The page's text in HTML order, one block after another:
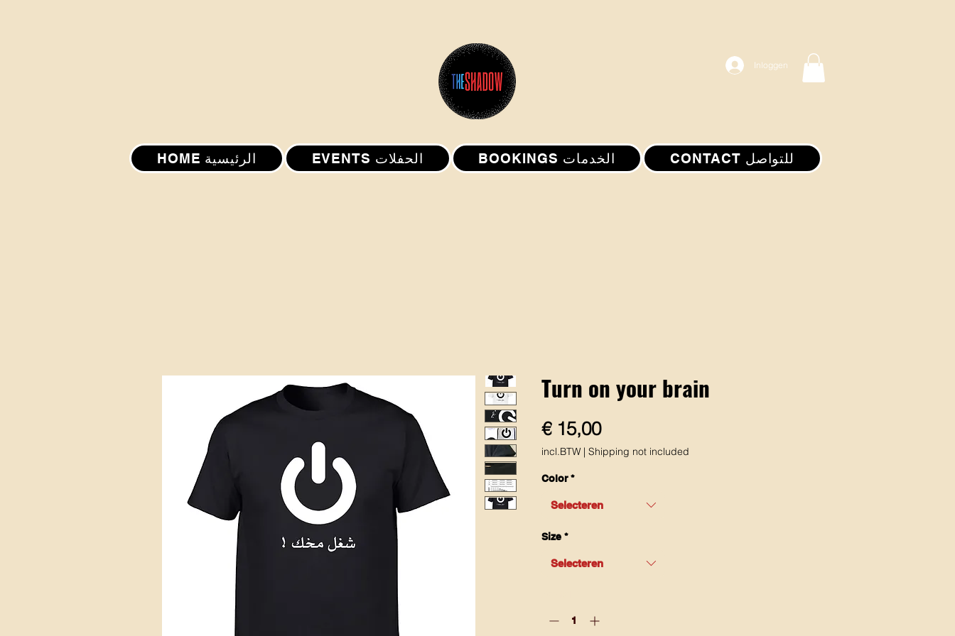
Inloggen
HOME الرئيسية EVENTS الحفلات BOOKINGS الخدمات CONTACT للتواصل
Turn on your brain
€ 15,00Prijs
incl.BTW | Shipping not included
Color *
Selecteren
Size *
Selecteren